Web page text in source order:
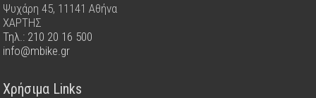
Ψυχάρη 45, 11141 Αθήνα
ΧΑΡΤΗΣ
Τηλ.: 210 20 16 500
info@mbike.gr
Χρήσιμα Links